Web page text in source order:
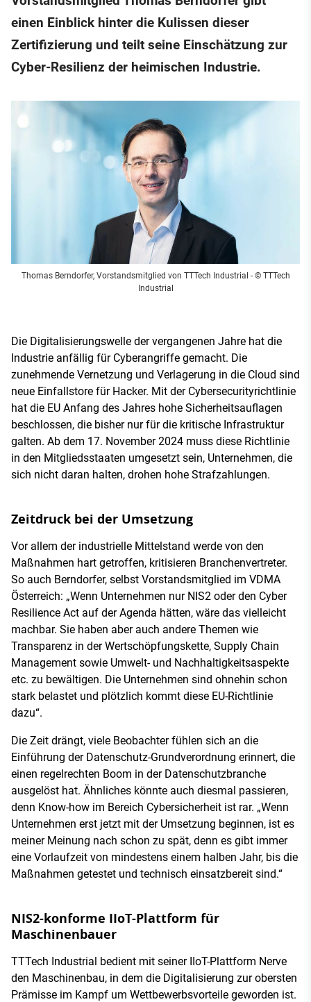
einen Einblick hinter die Kulissen dieser
Zertifizierung und teilt seine Einschätzung zur
Cyber-Resilienz der heimischen Industrie.
Thomas Berndorfer, Vorstandsmitglied von TTTech Industrial - © TTTech
Industrial
Die Digitalisierungswelle der vergangenen Jahre hat die
Industrie anfällig für Cyberangriffe gemacht. Die
zunehmende Vernetzung und Verlagerung in die Cloud sind
neue Einfallstore für Hacker. Mit der Cybersecurityrichtlinie
hat die EU Anfang des Jahres hohe Sicherheitsauflagen
beschlossen, die bisher nur für die kritische Infrastruktur
galten. Ab dem 17. November 2024 muss diese Richtlinie
in den Mitgliedsstaaten umgesetzt sein, Unternehmen, die
sich nicht daran halten, drohen hohe Strafzahlungen.
Zeitdruck bei der Umsetzung
Vor allem der industrielle Mittelstand werde von den
Maßnahmen hart getroffen, kritisieren Branchenvertreter.
So auch Berndorfer, selbst Vorstandsmitglied im VDMA
Österreich: „Wenn Unternehmen nur NIS2 oder den Cyber
Resilience Act auf der Agenda hätten, wäre das vielleicht
machbar. Sie haben aber auch andere Themen wie
Transparenz in der Wertschöpfungskette, Supply Chain
Management sowie Umwelt- und Nachhaltigkeitsaspekte
etc. zu bewältigen. Die Unternehmen sind ohnehin schon
stark belastet und plötzlich kommt diese EU-Richtlinie
dazu“.
Die Zeit drängt, viele Beobachter fühlen sich an die
Einführung der Datenschutz-Grundverordnung erinnert, die
einen regelrechten Boom in der Datenschutzbranche
ausgelöst hat. Ähnliches könnte auch diesmal passieren,
denn Know-how im Bereich Cybersicherheit ist rar. „Wenn
Unternehmen erst jetzt mit der Umsetzung beginnen, ist es
meiner Meinung nach schon zu spät, denn es gibt immer
eine Vorlaufzeit von mindestens einem halben Jahr, bis die
Maßnahmen getestet und technisch einsatzbereit sind.“
NIS2-konforme IIoT-Plattform für
Maschinenbauer
TTTech Industrial bedient mit seiner IIoT-Plattform Nerve
den Maschinenbau, in dem die Digitalisierung zur obersten
Prämisse im Kampf um Wettbewerbsvorteile geworden ist.